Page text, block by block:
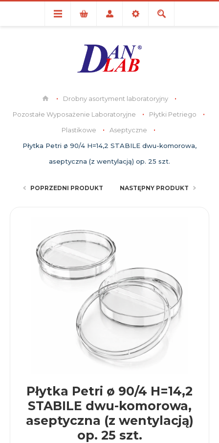
Drobny asortyment laboratoryjny
Pozostałe Wyposażenie Laboratoryjne
Płytki Petriego
Plastikowe
Aseptyczne
Płytka Petri ø 90/4 H=14,2 STABILE dwu-komorowa,
aseptyczna (z wentylacją) op. 25 szt.
POPRZEDNI PRODUKT NASTĘPNY PRODUKT
Płytka Petri ø 90/4 H=14,2
STABILE dwu-komorowa,
aseptyczna (z wentylacją)
op. 25 szt.